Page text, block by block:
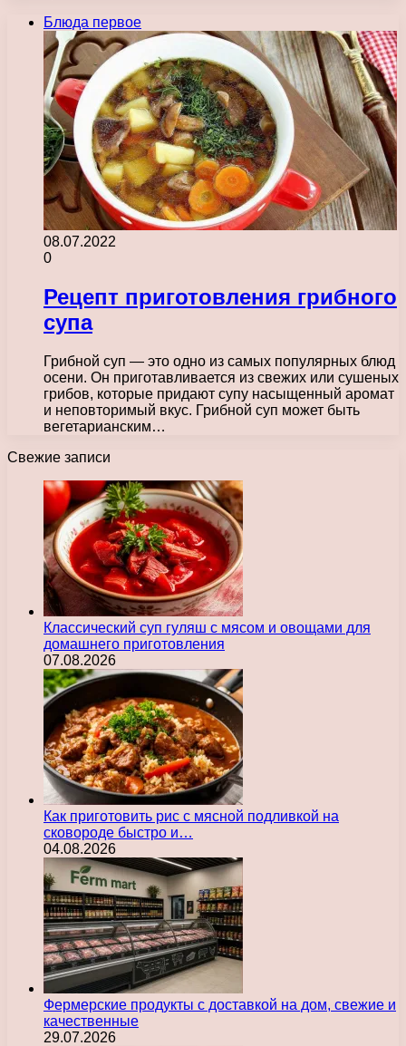
Блюда первое
08.07.2022
0
Рецепт приготовления грибного
супа
Грибной суп — это одно из самых популярных блюд
осени. Он приготавливается из свежих или сушеных
грибов, которые придают супу насыщенный аромат
и неповторимый вкус. Грибной суп может быть
вегетарианским…
Свежие записи
Классический суп гуляш с мясом и овощами для
домашнего приготовления
07.08.2026
Как приготовить рис с мясной подливкой на
сковороде быстро и…
04.08.2026
Фермерские продукты с доставкой на дом, свежие и
качественные
29.07.2026